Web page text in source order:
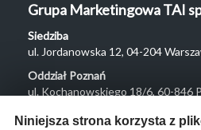
Grupa Marketingowa TAI
Siedziba
ul. Jordanowska 12, 04-204
Oddział Poznań
ul. Kochanowskiego 18/6, 60-846
Menu
Niniejsza strona korzysta z